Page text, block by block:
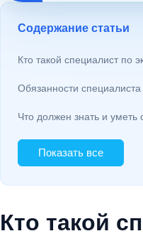
Содержание статьи
Кто такой специалист по
Обязанности
Что должен знать и уметь
Показать все
Кто такой